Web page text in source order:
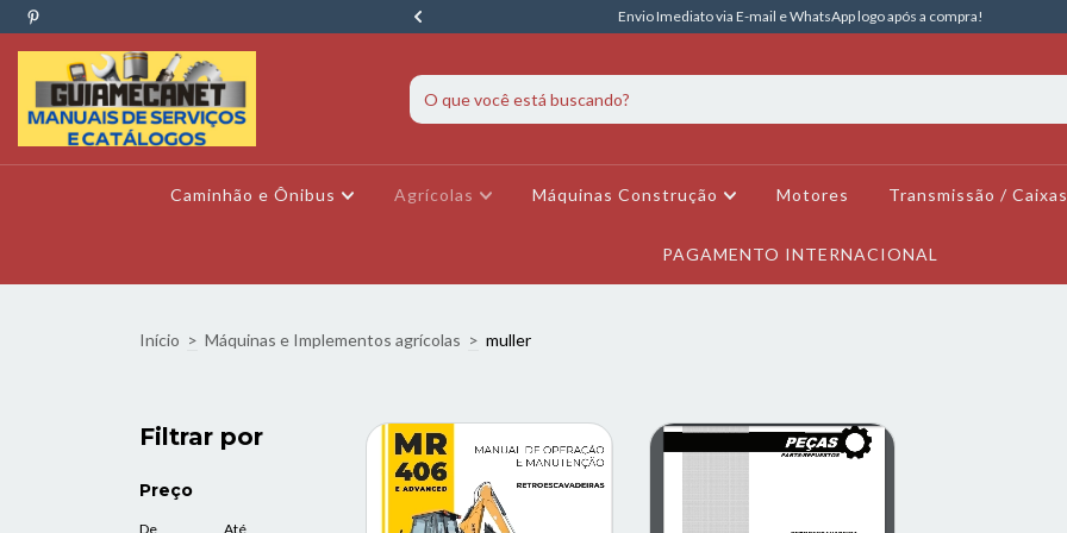
Fale conosco pelo WhatsApp agora! Envio Imediato via E-mail e WhatsApp logo após a compra!
Caminhão e Ônibus Agrícolas Máquinas Construção Motores Transmissão /
PAGAMENTO INTERNACIONAL
Início > Máquinas e Implementos agrícolas > muller
Filtrar por
Preço
De Até